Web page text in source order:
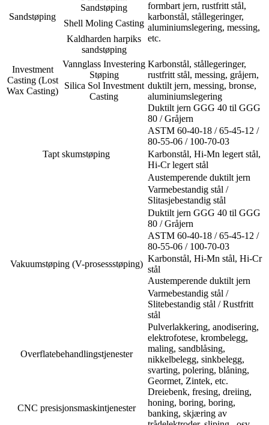
Sandstøping
formbart jern, rustfritt stål,
karbonstål, stållegeringer,
aluminiumslegering, messing,
etc.
Sandstøping
Shell Moling Casting
Kaldharden harpiks
sandstøping
Investment
Casting (Lost
Wax Casting)
Vannglass Investering
Støping
Karbonstål, stållegeringer,
rustfritt stål, messing, gråjern,
duktilt jern, messing, bronse,
aluminiumslegering
Silica Sol Investment
Casting
Tapt skumstøping
Duktilt jern GGG 40 til GGG
80 / Gråjern
ASTM 60-40-18 / 65-45-12 /
80-55-06 / 100-70-03
Karbonstål, Hi-Mn legert stål,
Hi-Cr legert stål
Austemperende duktilt jern
Varmebestandig stål /
Slitasjebestandig stål
Vakuumstøping (V-prosessstøping)
Duktilt jern GGG 40 til GGG
80 / Gråjern
ASTM 60-40-18 / 65-45-12 /
80-55-06 / 100-70-03
Karbonstål, Hi-Mn stål, Hi-Cr
stål
Austemperende duktilt jern
Varmebestandig stål /
Slitebestandig stål / Rustfritt
stål
Overflatebehandlingstjenester
Pulverlakkering, anodisering,
elektrofotese, krombelegg,
maling, sandblåsing,
nikkelbelegg, sinkbelegg,
svarting, polering, blåning,
Geormet, Zintek, etc.
CNC presisjonsmaskintjenester
Dreiebenk, fresing, dreiing,
honing, boring, boring,
banking, skjæring av